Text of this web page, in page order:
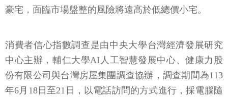
豪宅，面臨市場盤整的風險將遠高於低總價小宅。
消費者信心指數調查是由中央大學台灣經濟發展研究
中心主辦，輔仁大學AI人工智慧發展中心、健康力股
份有限公司與台灣房屋集團調查協辦，調查期間為113
年6月18日至21日，以電話訪問的方式進行，採電腦隨